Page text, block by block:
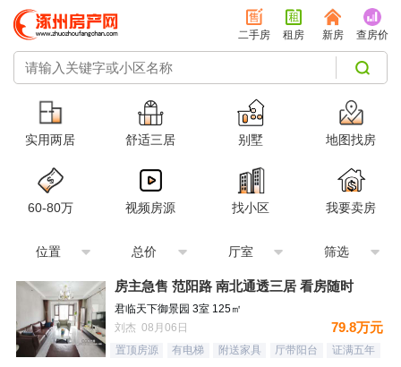
二手房 租房 新房 查房价
实用两居 舒适三居 别墅 地图找房
60-80万 视频房源 找小区 我要卖房
位置 总价 厅室 筛选
房主急售 范阳路 南北通透三居 看房随时
君临天下御景园 3室 125㎡
刘杰 08月06日
79.8万元
置顶房源 有电梯 附送家具 厅带阳台 证满五年